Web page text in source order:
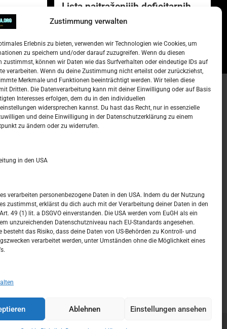
Zustimmung verwalten
Erlebnis zu bieten, verwenden wir Technologien wie Cookies, um
zu speichern und/oder darauf zuzugreifen. Wenn du diesen
zustimmst, können wir Daten wie das Surfverhalten oder eindeutige IDs auf
verarbeiten. Wenn du deine Zustimmung nicht erteilst oder zurückziehst,
Merkmale und Funktionen beeinträchtigt werden. Wir teilen diese
Dritten. Die Datenverarbeitung kann mit deiner Einwilligung oder auf Basis
Interesses erfolgen, dem du in den individuellen
widersprechen kannst. Du hast das Recht, nur in essenzielle
und deine Einwilligung in der Datenschutzerklärung zu einem
zu ändern oder zu widerrufen.
in den USA
verarbeiten personenbezogene Daten in den USA. Indem du der Nutzung
zustimmst, erklärst du dich auch mit der Verarbeitung deiner Daten in den
49 (1) lit. a DSGVO einverstanden. Die USA werden vom EuGH als ein
unzureichenden Datenschutzniveau nach EU-Standards angesehen.
besteht das Risiko, dass deine Daten von US-Behörden zu Kontroll- und
verarbeitet werden, unter Umständen ohne die Möglichkeit eines
Ablehnen Einstellungen ansehen
Lista najtraženijih deficitarnih
zanimanja u Njemačkoj.
–
Kalendar
10 11 12 13 14 15 16
17 18 19 20 21 22
24 25 26 27 28 29 30